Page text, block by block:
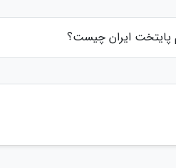
پایتخت ایران چیست؟